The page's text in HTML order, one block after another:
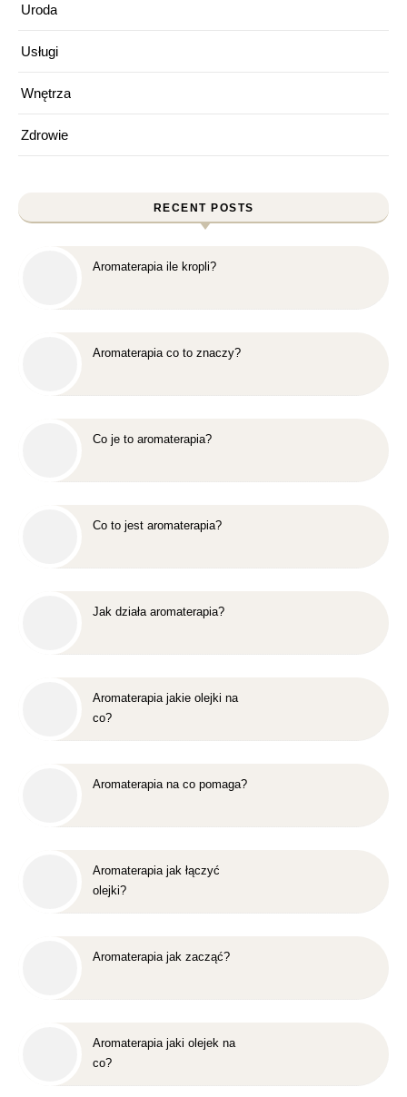
Uroda
Usługi
Wnętrza
Zdrowie
RECENT POSTS
Aromaterapia ile kropli?
Aromaterapia co to znaczy?
Co je to aromaterapia?
Co to jest aromaterapia?
Jak działa aromaterapia?
Aromaterapia jakie olejki na
co?
Aromaterapia na co pomaga?
Aromaterapia jak łączyć
olejki?
Aromaterapia jak zacząć?
Aromaterapia jaki olejek na
co?